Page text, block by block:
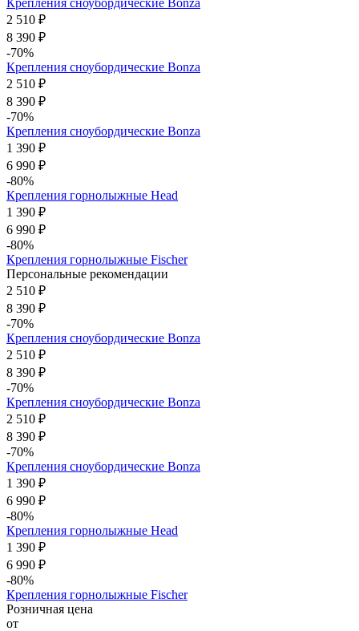
2 510 ₽
8 390 ₽
-70%
Крепления сноубордические Bonza
2 510 ₽
8 390 ₽
-70%
Крепления сноубордические Bonza
1 390 ₽
6 990 ₽
-80%
Крепления горнолыжные Head
1 390 ₽
6 990 ₽
-80%
Крепления горнолыжные Fischer
Персональные рекомендации
2 510 ₽
8 390 ₽
-70%
Крепления сноубордические Bonza
2 510 ₽
8 390 ₽
-70%
Крепления сноубордические Bonza
2 510 ₽
8 390 ₽
-70%
Крепления сноубордические Bonza
1 390 ₽
6 990 ₽
-80%
Крепления горнолыжные Head
1 390 ₽
6 990 ₽
-80%
Крепления горнолыжные Fischer
Розничная цена
от